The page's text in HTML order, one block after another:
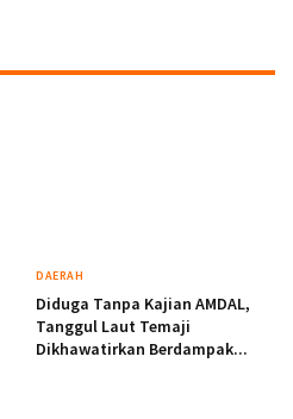
DAERAH
Diduga Tanpa Kajian AMDAL,
Tanggul Laut Temaji
Dikhawatirkan Berdampak...